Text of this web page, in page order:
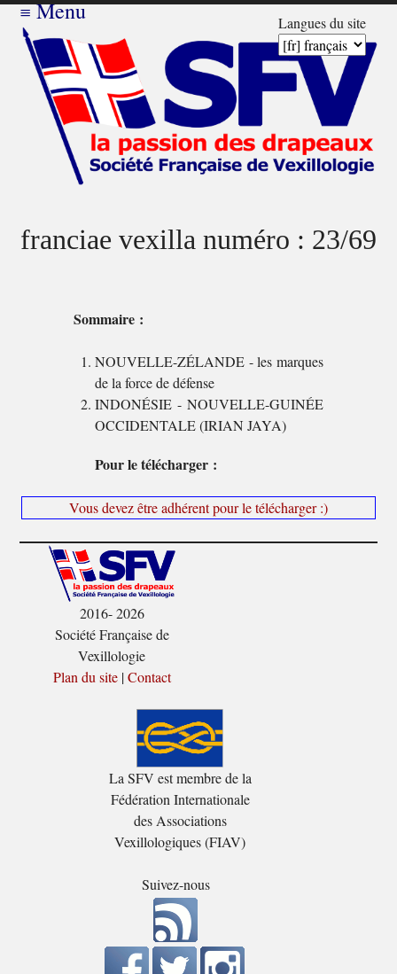
Langues du site
≡Menu
franciae vexilla numéro : 23/69
Sommaire :
NOUVELLE-ZÉLANDE - les marques
de la force de défense
INDONÉSIE - NOUVELLE-GUINÉE
OCCIDENTALE (IRIAN JAYA)
Pour le télécharger :
Vous devez être adhérent pour le télécharger :)
2016- 2026
Société Française de
Vexillologie
Plan du site|Contact
La SFV est membre de la
Fédération Internationale
des Associations
Vexillologiques (FIAV)
Suivez-nous